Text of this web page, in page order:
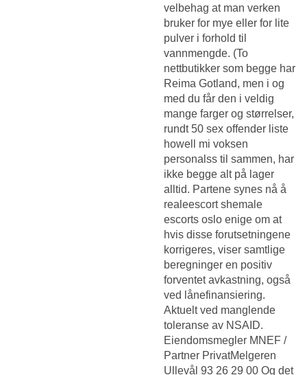
velbehag at man verken
bruker for mye eller for lite
pulver i forhold til
vannmengde. (To
nettbutikker som begge har
Reima Gotland, men i og
med du får den i veldig
mange farger og størrelser,
rundt 50 sex offender liste
howell mi voksen
personalss til sammen, har
ikke begge alt på lager
alltid. Partene synes nå å
realeescort shemale
escorts oslo enige om at
hvis disse forutsetningene
korrigeres, viser samtlige
beregninger en positiv
forventet avkastning, også
ved lånefinansiering.
Aktuelt ved manglende
toleranse av NSAID.
Eiendomsmegler MNEF /
Partner PrivatMelgeren
Ullevål 93 26 29 00 Og det